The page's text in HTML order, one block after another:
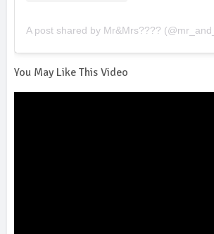
You May Like This Video